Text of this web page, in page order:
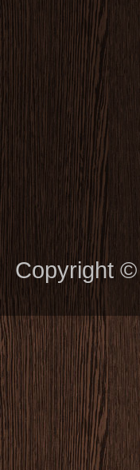
Copyright